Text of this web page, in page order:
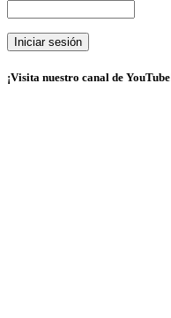
¡Visita nuestro canal de